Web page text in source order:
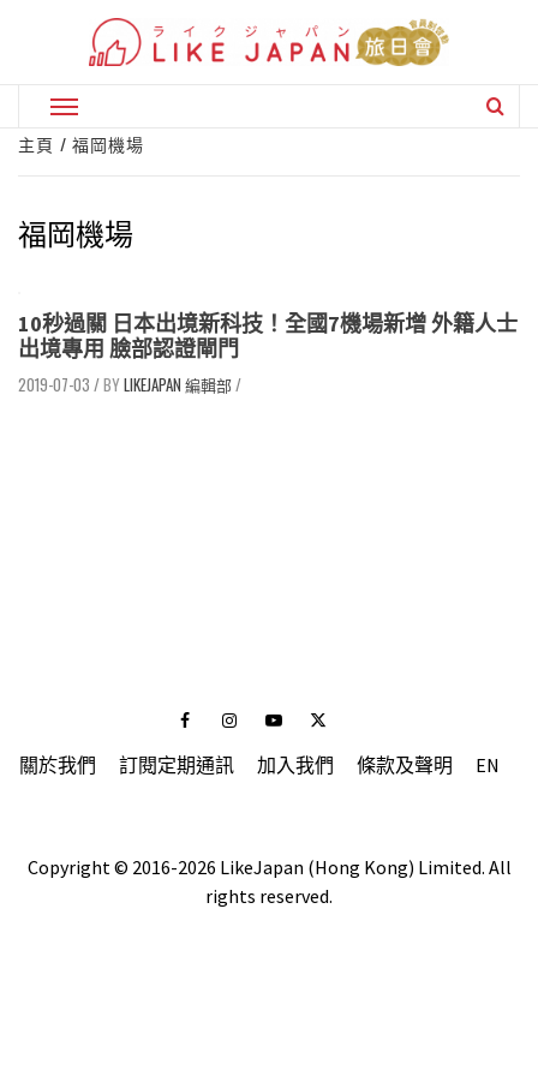
Primary
Menu
主頁 福岡機場
福岡機場
10秒過關 日本出境新科技！全國7機場新增 外籍人士
出境專用 臉部認證閘門
2019-07-03 / LIKEJAPAN 編輯部/
FacebookInstagramYoutubeTwitter
關於我們 訂閱定期通訊 加入我們 條款及聲明 EN
Copyright © 2016-2026 LikeJapan (Hong Kong) Limited. All
rights reserved.